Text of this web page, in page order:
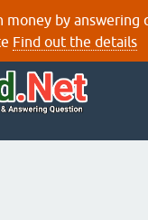
money by answering
Find out the details